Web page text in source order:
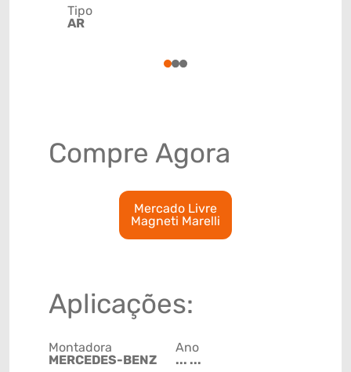
Tipo
AR
123
Compre Agora
Mercado Livre
Magneti Marelli
Aplicações:
Montadora
MERCEDES-BENZ
Ano
... ...